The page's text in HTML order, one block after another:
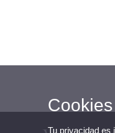
Tu privacidad es